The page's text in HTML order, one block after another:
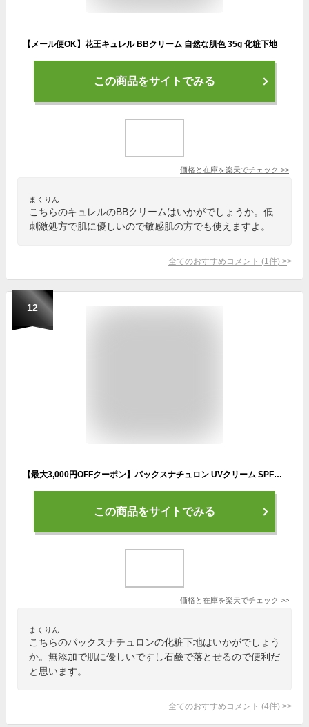
【メール便OK】花王キュレル BBクリーム 自然な肌色 35g 化粧下地
この商品をサイトでみる
価格と在庫を楽天でチェック >>
まくりん
こちらのキュレルのBBクリームはいかがでしょうか。低
刺激処方で肌に優しいので敏感肌の方でも使えますよ。
全てのおすすめコメント (1 件) >
12
【最大3,000円OFFクーポン】パックスナチュロン UVクリーム SPF30 PA++ 45g | 太陽油脂 日焼け止め 敏感肌 化粧下地 シアバター シンプル 紫外線吸収剤不使用 UVケア UV対策 保湿 無添加 ナチュラル チューブ 全身 顔 石けんで落とせる
この商品をサイトでみる
価格と在庫を楽天でチェック >>
まくりん
こちらのパックスナチュロンの化粧下地はいかがでしょう
か。無添加で肌に優しいですし石鹸で落とせるので便利だ
と思います。
全てのおすすめコメント (4件) >